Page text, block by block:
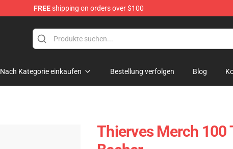
FREEshipping on orders over $100
Nach Kategorie einkaufen Bestellung verfolgen Blog
Thierves Merch 100